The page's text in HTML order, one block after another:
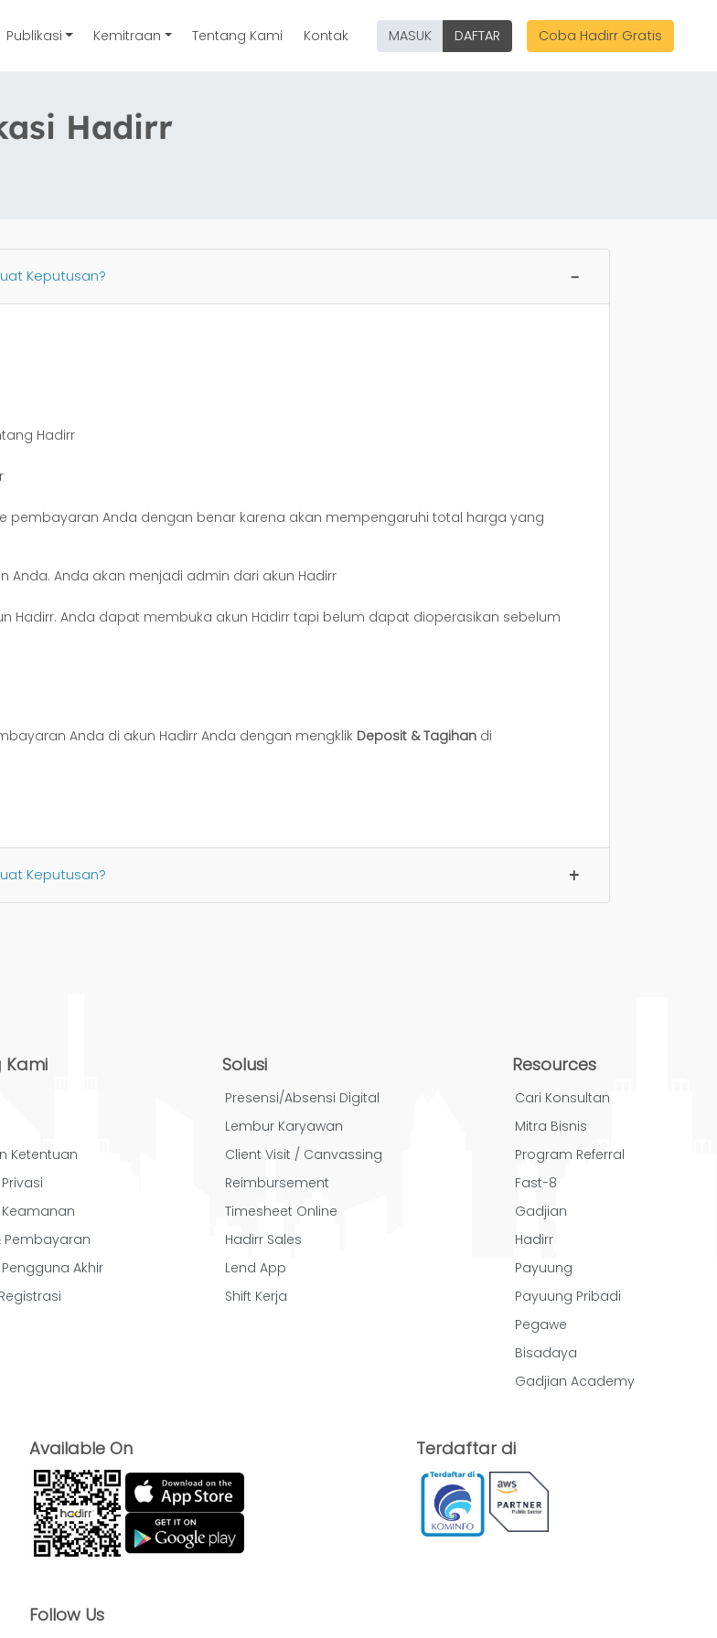
Publikasi Kemitraan Tentang Kami Kontak MASUK DAFTAR Coba Hadirr Gratis
Hadirr
Keputusan?
Hadirr
pembayaran Anda dengan benar karena akan mempengaruhi total harga yang
Anda akan menjadi admin dari akun Hadirr
Hadirr. Anda dapat membuka akun Hadirr tapi belum dapat dioperasikan sebelum
Anda di akun Hadirr Anda dengan mengklik Deposit & Tagihan di
Keputusan?
Kami
Ketentuan
Pembayaran
Akhir
Solusi
Presensi/Absensi Digital
Lembur Karyawan
Client Visit / Canvassing
Reimbursement
Timesheet Online
Hadirr Sales
Lend App
Shift Kerja
Resources
Cari Konsultan
Mitra Bisnis
Program Referral
Fast-8
Gadjian
Hadirr
Payuung
Payuung Pribadi
Pegawe
Bisadaya
Gadjian Academy
Available On
Follow Us
Terdaftar di